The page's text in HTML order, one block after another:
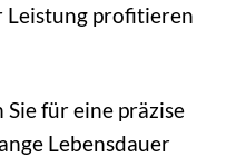
Leistung profitieren
Sie für eine präzise
Lebensdauer